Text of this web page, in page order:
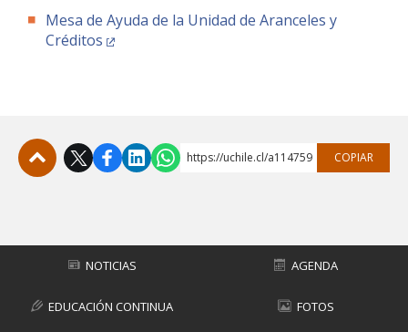
Mesa de Ayuda de la Unidad de Aranceles y
Créditos
https://uchile.cl/a114759 COPIAR
NOTICIAS AGENDA
EDUCACIÓN CONTINUA FOTOS